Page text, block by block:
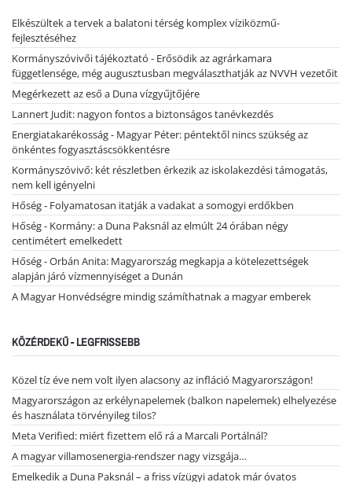
Elkészültek a tervek a balatoni térség komplex víziközmű-
fejlesztéséhez
Kormányszóvivői tájékoztató - Erősödik az agrárkamara
függetlensége, még augusztusban megválaszthatják az NVVH vezetőit
Megérkezett az eső a Duna vízgyűjtőjére
Lannert Judit: nagyon fontos a biztonságos tanévkezdés
Energiatakarékosság - Magyar Péter: péntektől nincs szükség az
önkéntes fogyasztáscsökkentésre
Kormányszóvivő: két részletben érkezik az iskolakezdési támogatás,
nem kell igényelni
Hőség - Folyamatosan itatják a vadakat a somogyi erdőkben
Hőség - Kormány: a Duna Paksnál az elmúlt 24 órában négy
centimétert emelkedett
Hőség - Orbán Anita: Magyarország megkapja a kötelezettségek
alapján járó vízmennyiséget a Dunán
A Magyar Honvédségre mindig számíthatnak a magyar emberek
KÖZÉRDEKŰ - LEGFRISSEBB
Közel tíz éve nem volt ilyen alacsony az infláció Magyarországon!
Magyarországon az erkélynapelemek (balkon napelemek) elhelyezése
és használata törvényileg tilos?
Meta Verified: miért fizettem elő rá a Marcali Portálnál?
A magyar villamosenergia-rendszer nagy vizsgája…
Emelkedik a Duna Paksnál – a friss vízügyi adatok már óvatos